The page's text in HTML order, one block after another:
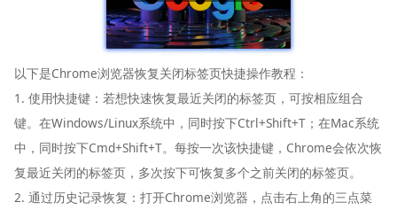
以下是Chrome浏览器恢复关闭标签页快捷操作教程：
1. 使用快捷键：若想快速恢复最近关闭的标签页，可按相应组合
键。在Windows/Linux系统中，同时按下Ctrl+Shift+T；在Mac系统
中，同时按下Cmd+Shift+T。每按一次该快捷键，Chrome会依次恢
复最近关闭的标签页，多次按下可恢复多个之前关闭的标签页。
2. 通过历史记录恢复：打开Chrome浏览器，点击右上角的三点菜